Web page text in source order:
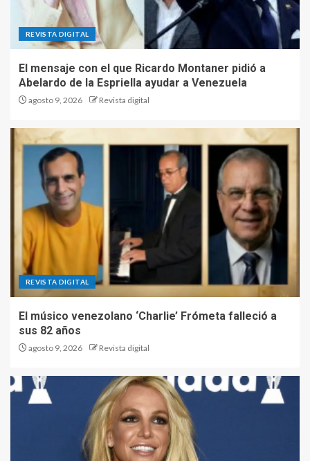
REVISTA DIGITAL
El mensaje con el que Ricardo Montaner pidió a
Abelardo de la Espriella ayudar a Venezuela
agosto 9, 2026 Revista digital
REVISTA DIGITAL
El músico venezolano ‘Charlie’ Frómeta falleció a
sus 82 años
agosto 9, 2026 Revista digital